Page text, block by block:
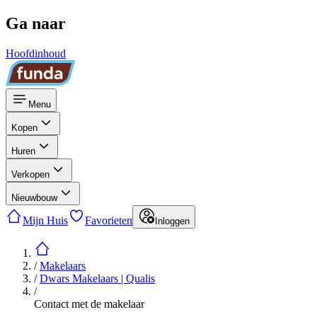
Ga naar
Hoofdinhoud
Menu
Kopen
Huren
Verkopen
Nieuwbouw
Mijn Huis Favorieten Inloggen
/Makelaars
/Dwars Makelaars | Qualis
/
Contact met de makelaar